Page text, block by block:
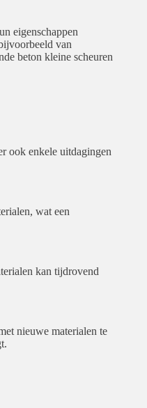
eigenschappen
van
beton kleine scheuren
ook enkele uitdagingen
wat een
kan tijdrovend
nieuwe materialen te